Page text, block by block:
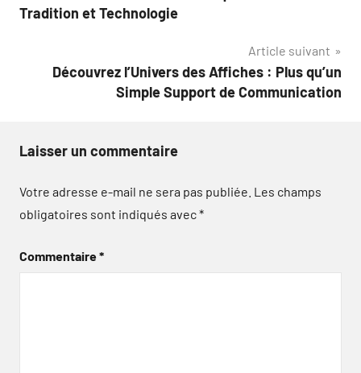
de
Tradition et Technologie
Article suivant
Découvrez l’Univers des Affiches : Plus qu’un
Simple Support de Communication
Laisser un commentaire
Votre adresse e-mail ne sera pas publiée. Les champs
obligatoires sont indiqués avec*
Commentaire*